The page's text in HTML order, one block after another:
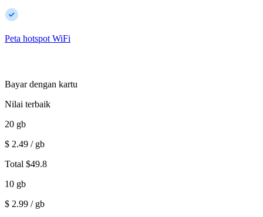
Peta hotspot WiFi
Bayar dengan kartu
Nilai terbaik
20 gb
$ 2.49 / gb
Total $49.8
10 gb
$ 2.99 / gb